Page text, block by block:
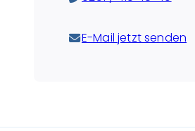
E-Mail jetzt senden